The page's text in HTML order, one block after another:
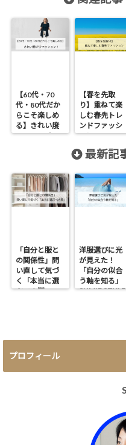
【60代・70
代・80代だか
らこそ楽しめ
る】きれい度
UPファッショ
【春を先取
り】重ねて楽
しむ春先トレ
ンドファッシ
ョン
最新記
「自分と服と
の関係性」問
い直して気づ
く「本当に選
ぶべき服」
洋服選びに光
が見えた！
「自分の似合
う軸を知る」
SUMIE STYLE
プロフィール